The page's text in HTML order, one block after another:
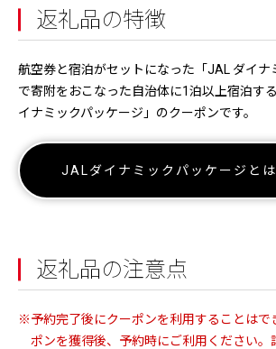
返礼品の特徴
航空券と宿泊がセットになった「JAL ダイナ
で寄附をおこなった自治体に1泊以上宿泊す
イナミックパッケージ」のクーポンです。
JALダイナミックパッケージとは
返礼品の注意点
※予約完了後にクーポンを利用することはで
ポンを獲得後、予約時にご利用ください。